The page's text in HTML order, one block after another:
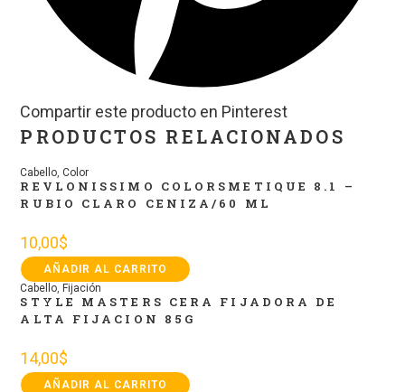
Compartir este producto en Pinterest
PRODUCTOS RELACIONADOS
Cabello ,Color
REVLONISSIMO COLORSMETIQUE 8.1 –
RUBIO CLARO CENIZA/60 ML
10,00$
AÑADIR AL CARRITO
Cabello ,Fijación
STYLE MASTERS CERA FIJADORA DE
ALTA FIJACION 85G
14,00$
AÑADIR AL CARRITO